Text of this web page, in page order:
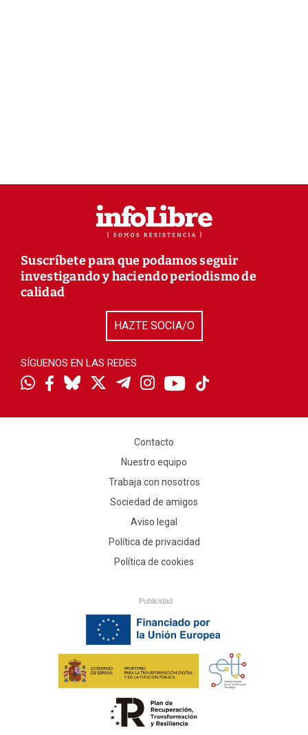
Suscríbete para que podamos seguir
investigando y haciendo periodismo de
calidad
HAZTE SOCIA/O
SÍGUENOS EN LAS REDES
Contacto
Nuestro equipo
Trabaja con nosotros
Sociedad de amigos
Aviso legal
Política de privacidad
Política de cookies
Publicidad